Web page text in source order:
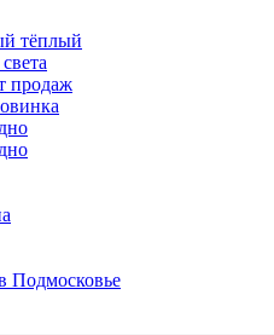
тёплый
продаж
Подмосковье